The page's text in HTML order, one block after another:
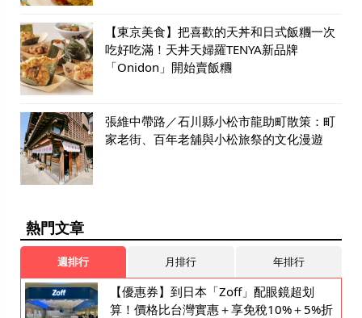
【東京美食】把喜歡的天丼和日式飯糰一次
吃好吃滿！天丼天婦羅TENYA新品牌
「Onidon」開始賣飯糰
張維中帶路／石川縣小松市龍助町散策：町
家老街、百年老舖與小松旅祭的文化漫遊
熱門文章
週排行 月排行 年排行
【優惠券】到日本「Zoff」配眼鏡超划
算！價格比台灣實惠＋享免稅10%＋5%折